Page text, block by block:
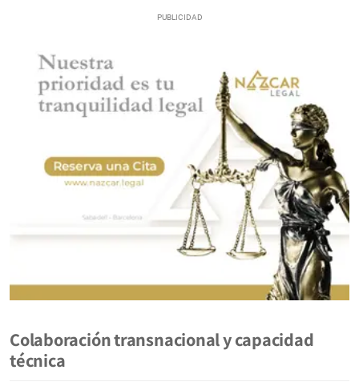
Colaboración transnacional y capacidad
técnica